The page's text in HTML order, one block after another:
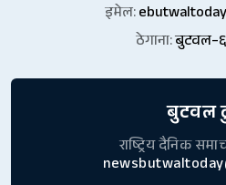
इमेल:
ठेगाना:
बुटवल
राष्ट्रिय दैनिक